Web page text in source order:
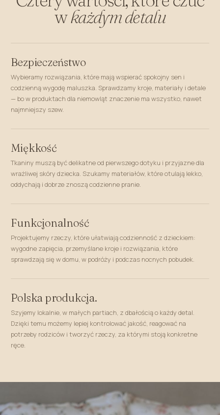
wkażdym detalu
Bezpieczeństwo
Wybieramy rozwiązania, które mają wspierać spokojny sen i
codzienną wygodę maluszka. Sprawdzamy kroje, materiały i detale
— bo w produktach dla niemowląt znaczenie ma wszystko, nawet
najmniejszy szew.
Miękkość
Tkaniny muszą być delikatne od pierwszego dotyku i przyjazne dla
wrażliwej skóry dziecka. Szukamy materiałów, które otulają lekko,
oddychają i dobrze znoszą codzienne pranie.
Funkcjonalność
Projektujemy rzeczy, które ułatwiają codzienność z dzieckiem:
wygodne zapięcia, przemyślane kroje i rozwiązania, które
sprawdzają się w domu, w podróży i podczas nocnych pobudek.
Polska produkcja.
Szyjemy lokalnie, w małych partiach, z dbałością o każdy detal.
Dzięki temu możemy lepiej kontrolować jakość, reagować na
potrzeby rodziców i tworzyć rzeczy, za którymi stoją konkretne
ręce.